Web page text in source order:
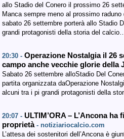
allo Stadio del Conero il prossimo 26
Manca sempre meno al prossimo
sabato 26 settembre porterà allo Stadio
grandi protagonisti della storia del
20:30 - Operazione Nostalgia il 26
campo anche vecchie glorie della
Sabato 26 settembre alloStadio Del
partita organizzata daOperazione
alcuni tra i pi grandi protagonisti della
20:07 - ULTIM’ORA – L’Ancona
proprietà - notiziariocalcio.com
L’attesa dei sostenitori dell’Ancona è